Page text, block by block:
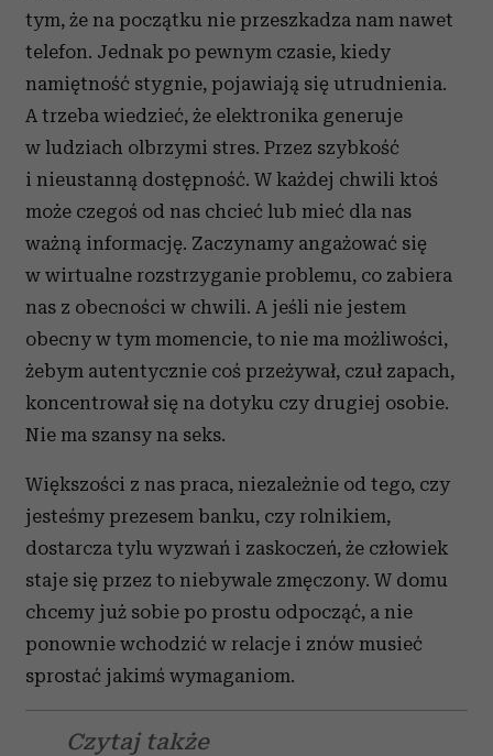
tym, że na początku nie przeszkadza nam nawet
telefon. Jednak po pewnym czasie, kiedy
namiętność stygnie, pojawiają się utrudnienia.
A trzeba wiedzieć, że elektronika generuje
w ludziach olbrzymi stres. Przez szybkość
i nieustanną dostępność. W każdej chwili ktoś
może czegoś od nas chcieć lub mieć dla nas
ważną informację. Zaczynamy angażować się
w wirtualne rozstrzyganie problemu, co zabiera
nas z obecności w chwili. A jeśli nie jestem
obecny w tym momencie, to nie ma możliwości,
żebym autentycznie coś przeżywał, czuł zapach,
koncentrował się na dotyku czy drugiej osobie.
Nie ma szansy na seks.
Większości z nas praca, niezależnie od tego, czy
jesteśmy prezesem banku, czy rolnikiem,
dostarcza tylu wyzwań i zaskoczeń, że człowiek
staje się przez to niebywale zmęczony. W domu
chcemy już sobie po prostu odpocząć, a nie
ponownie wchodzić w relacje i znów musieć
sprostać jakimś wymaganiom.
Czytaj także